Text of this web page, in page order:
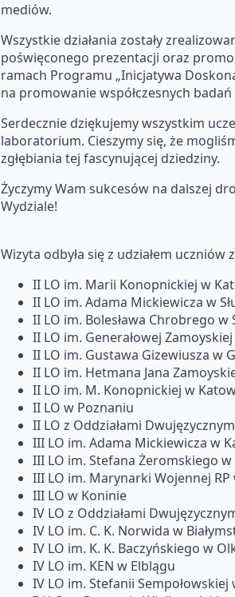
mediów.
Wszystkie działania zostały
poświęconego prezentacji oraz
ramach Programu „Inicjatywa
na promowanie współczesnych
Serdecznie dziękujemy wszystkim
laboratorium. Cieszymy się, że
zgłębiania tej fascynującej dziedziny.
Życzymy Wam sukcesów na dalszej
Wydziale!
Wizyta odbyła się z udziałem uczniów
II LO im. Marii Konopnickiej w
II LO im. Adama Mickiewicza w
II LO im. Bolesława Chrobrego w
II LO im. Generałowej
II LO im. Gustawa Gizewiusza w
II LO im. Hetmana Jana
II LO im. M. Konopnickiej w
II LO w Poznaniu
II LO z Oddziałami
III LO im. Adama Mickiewicza w
III LO im. Stefana Żeromskiego w
III LO im. Marynarki Wojennej RP
III LO w Koninie
IV LO z Oddziałami
IV LO im. C. K. Norwida w
IV LO im. K. K. Baczyńskiego w
IV LO im. KEN w Elblągu
IV LO im. Stefanii Sempołowskiej